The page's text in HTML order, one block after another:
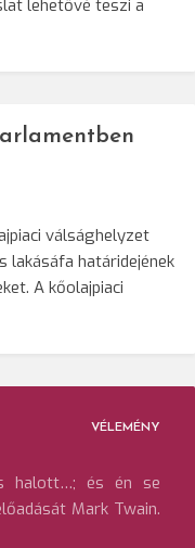
lehetővé teszi a
válsághelyzet
lakásáfa határidejének
A kőolajpiaci
VÉLEMÉNY
halott…; és én se
Mark Twain.